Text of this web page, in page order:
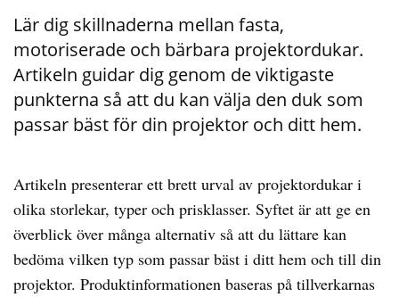
Lär dig skillnaderna mellan fasta,
motoriserade och bärbara projektordukar.
Artikeln guidar dig genom de viktigaste
punkterna så att du kan välja den duk som
passar bäst för din projektor och ditt hem.
Artikeln presenterar ett brett urval av projektordukar i
olika storlekar, typer och prisklasser. Syftet är att ge en
överblick över många alternativ så att du lättare kan
bedöma vilken typ som passar bäst i ditt hem och till din
projektor. Produktinformationen baseras på tillverkarnas